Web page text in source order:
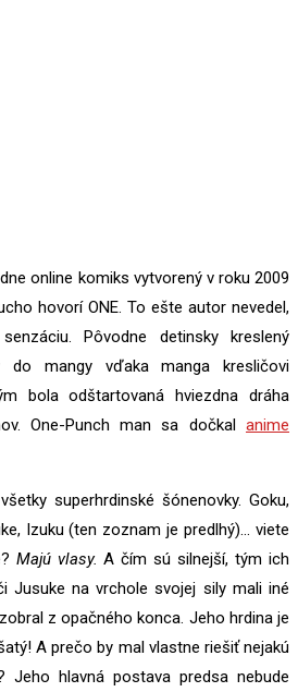
online komiks vytvorený v roku 2009
hovorí ONE. To ešte autor nevedel,
Pôvodne detinsky kreslený
do mangy vďaka manga kresličovi
bola odštartovaná hviezdna dráha
One-Punch man sa dočkal anime
superhrdinské šónenovky. Goku,
Izuku (ten zoznam je predlhý)… viete
Majú vlasy. A čím sú silnejší, tým ich
Jusuke na vrchole svojej sily mali iné
z opačného konca. Jeho hrdina je
A prečo by mal vlastne riešiť nejakú
Jeho hlavná postava predsa nebude